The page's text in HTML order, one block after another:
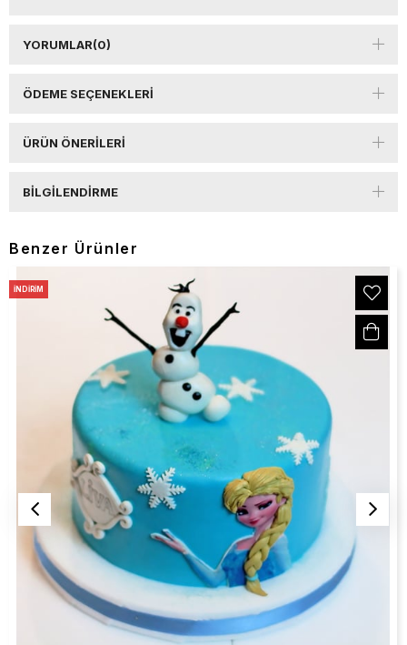
YORUMLAR(0)
ÖDEME SEÇENEKLERI
ÜRÜN ÖNERILERI
BILGILENDIRME
Benzer Ürünler
İNDIRIM